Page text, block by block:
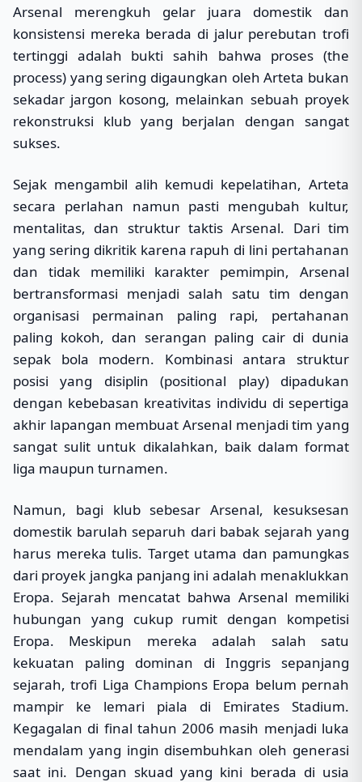
Arsenal merengkuh gelar juara domestik dan
konsistensi mereka berada di jalur perebutan trofi
tertinggi adalah bukti sahih bahwa proses (the
process) yang sering digaungkan oleh Arteta bukan
sekadar jargon kosong, melainkan sebuah proyek
rekonstruksi klub yang berjalan dengan sangat
sukses.
Sejak mengambil alih kemudi kepelatihan, Arteta
secara perlahan namun pasti mengubah kultur,
mentalitas, dan struktur taktis Arsenal. Dari tim
yang sering dikritik karena rapuh di lini pertahanan
dan tidak memiliki karakter pemimpin, Arsenal
bertransformasi menjadi salah satu tim dengan
organisasi permainan paling rapi, pertahanan
paling kokoh, dan serangan paling cair di dunia
sepak bola modern. Kombinasi antara struktur
posisi yang disiplin (positional play) dipadukan
dengan kebebasan kreativitas individu di sepertiga
akhir lapangan membuat Arsenal menjadi tim yang
sangat sulit untuk dikalahkan, baik dalam format
liga maupun turnamen.
Namun, bagi klub sebesar Arsenal, kesuksesan
domestik barulah separuh dari babak sejarah yang
harus mereka tulis. Target utama dan pamungkas
dari proyek jangka panjang ini adalah menaklukkan
Eropa. Sejarah mencatat bahwa Arsenal memiliki
hubungan yang cukup rumit dengan kompetisi
Eropa. Meskipun mereka adalah salah satu
kekuatan paling dominan di Inggris sepanjang
sejarah, trofi Liga Champions Eropa belum pernah
mampir ke lemari piala di Emirates Stadium.
Kegagalan di final tahun 2006 masih menjadi luka
mendalam yang ingin disembuhkan oleh generasi
saat ini. Dengan skuad yang kini berada di usia